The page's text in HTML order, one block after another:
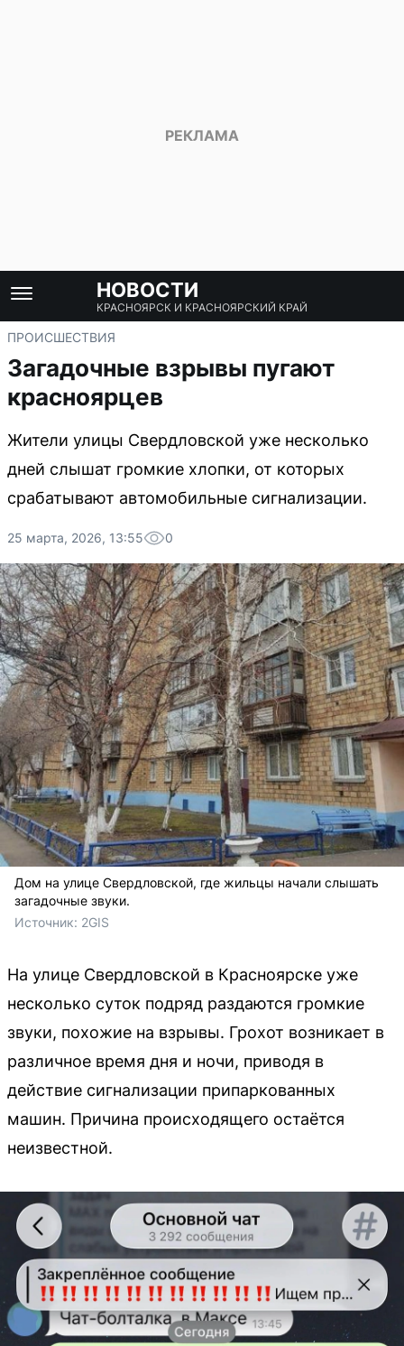
НОВОСТИ
КРАСНОЯРСК И КРАСНОЯРСКИЙ КРАЙ
ПРОИСШЕСТВИЯ
Загадочные взрывы пугают
красноярцев
Жители улицы Свердловской уже несколько
дней слышат громкие хлопки, от которых
срабатывают автомобильные сигнализации.
25 марта, 2026, 13:55 0
Дом на улице Свердловской, где жильцы начали слышать
загадочные звуки.
Источник: 2GIS
На улице Свердловской в Красноярске уже
несколько суток подряд раздаются громкие
звуки, похожие на взрывы. Грохот возникает в
различное время дня и ночи, приводя в
действие сигнализации припаркованных
машин. Причина происходящего остаётся
неизвестной.